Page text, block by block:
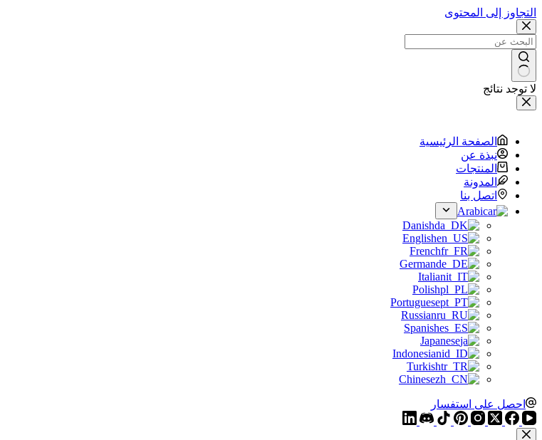
التجاوز إلى المحتوى
لا توجد نتائج
الصفحة الرئيسية
نبذة عن
المنتجات
المدونة
اتصل بنا
Arabic
Danish
English
French
German
Italian
Polish
Portuguese
Russian
Spanish
Japanese
Indonesian
Turkish
Chinese
احصل على استفسار